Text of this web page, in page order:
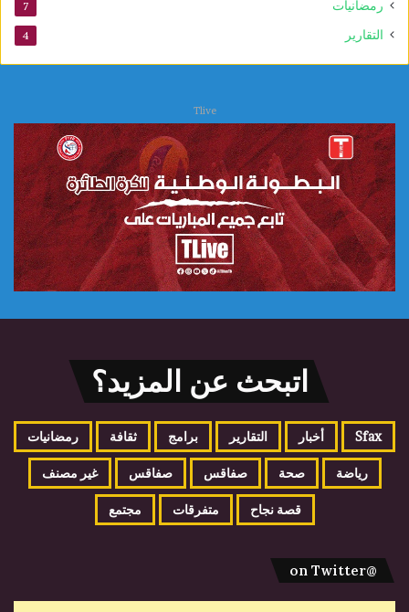
رمضانيات 7
التقارير 4
Tlive
اتبحث عن المزيد؟
Sfax أخبار التقارير برامج ثقافة رمضانيات
رياضة صحة صفاقس صفاقس غير مصنف
قصة نجاح متفرقات مجتمع
@on Twitter